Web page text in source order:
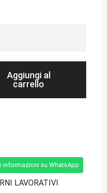
Aggiungi al
carrello
informazioni su WhatsApp
LAVORATIVI